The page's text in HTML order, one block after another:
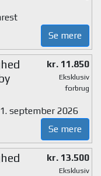
Se mere
kr. 11.850
Eksklusiv
forbrug
september 2026
Se mere
kr. 13.500
Eksklusiv